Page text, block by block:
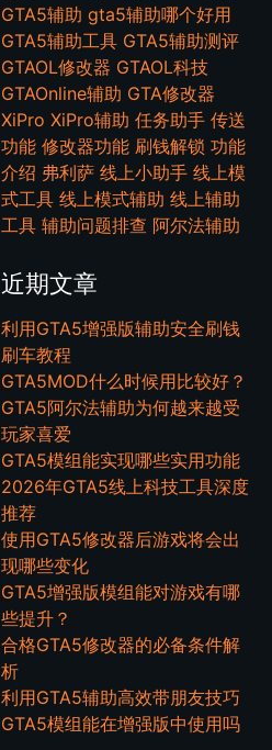
GTA5辅助 gta5辅助哪个好用
GTA5辅助工具 GTA5辅助测评
GTAOL修改器 GTAOL科技
GTAOnline辅助 GTA修改器
XiPro XiPro辅助 任务助手 传送
功能 修改器功能 刷钱解锁 功能
介绍 弗利萨 线上小助手 线上模
式工具 线上模式辅助 线上辅助
工具 辅助问题排查 阿尔法辅助
近期文章
利用GTA5增强版辅助安全刷钱
刷车教程
GTA5MOD什么时候用比较好？
GTA5阿尔法辅助为何越来越受
玩家喜爱
GTA5模组能实现哪些实用功能
2026年GTA5线上科技工具深度
推荐
使用GTA5修改器后游戏将会出
现哪些变化
GTA5增强版模组能对游戏有哪
些提升？
合格GTA5修改器的必备条件解
析
利用GTA5辅助高效带朋友技巧
GTA5模组能在增强版中使用吗